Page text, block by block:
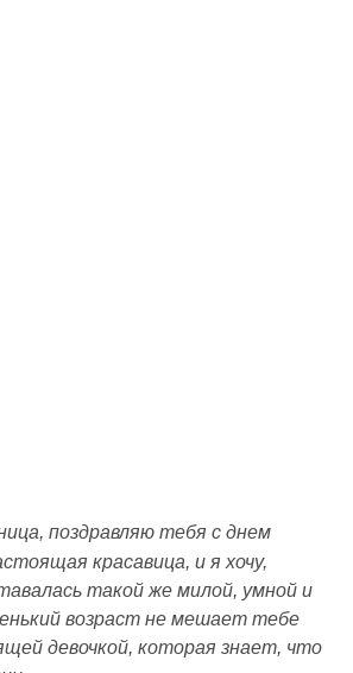
поздравляю тебя с днем
красавица, и я хочу,
такой же милой, умной и
возраст не мешает тебе
девочкой, которая знает, что